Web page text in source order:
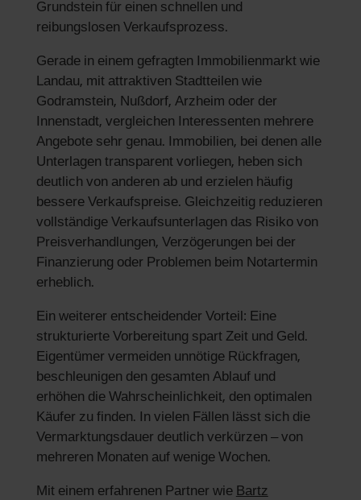
Grundstein für einen schnellen und
reibungslosen Verkaufsprozess.
Gerade in einem gefragten Immobilienmarkt wie
Landau, mit attraktiven Stadtteilen wie
Godramstein, Nußdorf, Arzheim oder der
Innenstadt, vergleichen Interessenten mehrere
Angebote sehr genau. Immobilien, bei denen alle
Unterlagen transparent vorliegen, heben sich
deutlich von anderen ab und erzielen häufig
bessere Verkaufspreise. Gleichzeitig reduzieren
vollständige Verkaufsunterlagen das Risiko von
Preisverhandlungen, Verzögerungen bei der
Finanzierung oder Problemen beim Notartermin
erheblich.
Ein weiterer entscheidender Vorteil: Eine
strukturierte Vorbereitung spart Zeit und Geld.
Eigentümer vermeiden unnötige Rückfragen,
beschleunigen den gesamten Ablauf und
erhöhen die Wahrscheinlichkeit, den optimalen
Käufer zu finden. In vielen Fällen lässt sich die
Vermarktungsdauer deutlich verkürzen – von
mehreren Monaten auf wenige Wochen.
Mit einem erfahrenen Partner wie Bartz